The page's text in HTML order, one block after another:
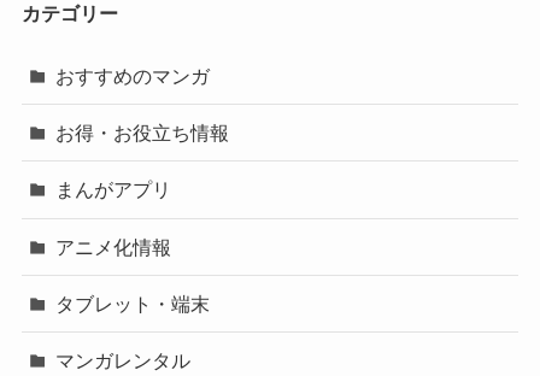
カテゴリー
おすすめのマンガ
お得・お役立ち情報
まんがアプリ
アニメ化情報
タブレット・端末
マンガレンタル